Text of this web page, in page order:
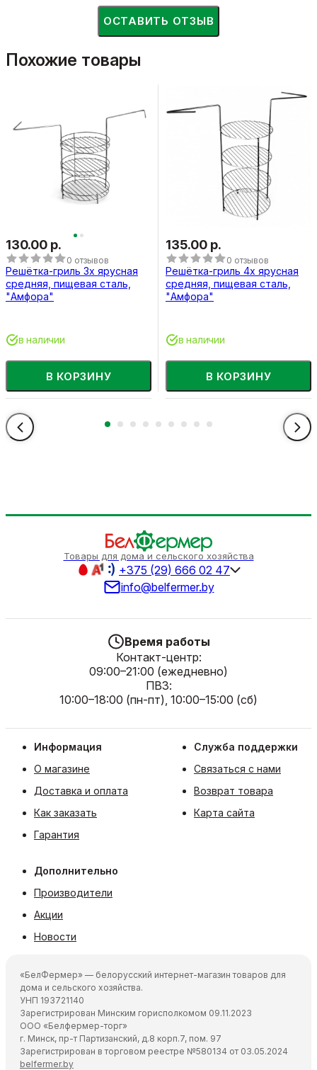
ОСТАВИТЬ ОТЗЫВ
Похожие товары
130.00 р.
0 отзывов
Решётка-гриль 3х ярусная
средняя, пищевая сталь,
"Амфора"
В КОРЗИНУ
в наличии
135.00 р.
0 отзывов
Решётка-гриль 4х ярусная
средняя, пищевая сталь,
"Амфора"
В КОРЗИНУ
в наличии
Товары для дома и сельского хозяйства
+375 (29) 666 02 47
info@belfermer.by
Время работы
Контакт-центр:
09:00–21:00 (ежедневно)
ПВЗ:
10:00–18:00 (пн-пт), 10:00–15:00 (сб)
Информация
О магазине
Доставка и оплата
Как заказать
Гарантия
Служба поддержки
Связаться с нами
Возврат товара
Карта сайта
Дополнительно
Производители
Акции
Новости
«БелФермер» — белорусский интернет-магазин товаров для
дома и сельского хозяйства.
УНП 193721140
Зарегистрирован Минским горисполкомом 09.11.2023
ООО «Белфермер-торг»
г. Минск, пр-т Партизанский, д.8 корп.7, пом. 97
Зарегистрирован в торговом реестре №580134 от 03.05.2024
belfermer.by